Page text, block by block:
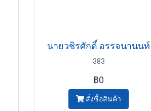
นายวชิรศักดิ์ อรรจนานนท์
383
฿0
สั่งซื้อสินค้า